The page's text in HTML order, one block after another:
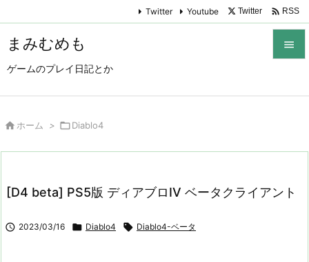
まみむめも
ゲームのプレイ日記とか

次へ
Twitter Youtube Twitter  RSS
 ホーム > Diablo4
[D4 beta] PS5版 ディアブロIV ベータクライアント
 2023/03/16  Diablo4  Diablo4-ベータ